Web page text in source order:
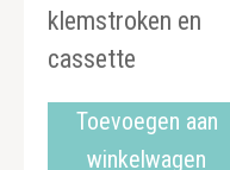
klemstroken en
cassette
Toevoegen aan
winkelwagen